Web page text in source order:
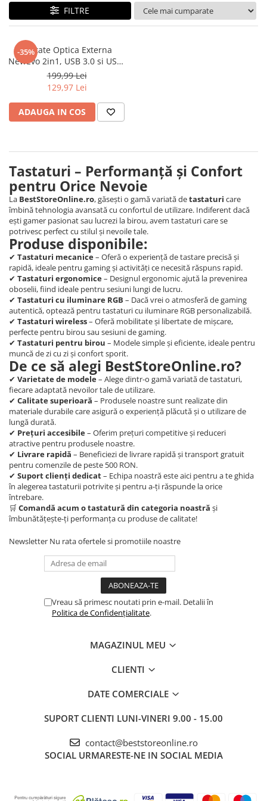
Maturi, mopuri si galeti
Organizare si depozitare
Pistoale de lipit
Termometre bucatarie
Tigai si Seturi
Unelte si aparate de masura
Uscatoare Rufe
Console, Jocuri & Accesorii
Electrocasnice & Climatizare
Aparate de vidat
Aspiratoare
Blendere & Tocatoare
Fiare, statii & aparate de calcat cu
abur
Generatoare Ozon
Prajitoare de paine
Sandwich-maker
Ghiozdane si genti
Ingrijire personala & Cosmetice
Periute de dinti electrice
Accesorii Periute de Dinti Electrice
Accesorii aparate de ras clasice
Accesorii aparate de ras electrice
Aparate cosmetice
Aparate de ras si tuns
Aparate masaj
Aparate pentru manichiura
pedichiura
Dispozitive si Accesorii medicale
Epilatoare
Perii de par electrice
Lampi de Veghe Copii
Vehicule si jucarii cu telecomanda
FILTRE
-35%
Unitate Optica Externa
NewEvo 2in1, USB 3.0 si USB-
C 3.1, DVD CD-RW, Driver
pentru Laptop, Plug & Play,
Aluminiu
199,99 Lei
129,97 Lei
ADAUGA IN COS
Tastaturi – Performanță și Confort
pentru Orice Nevoie
La BestStoreOnline.ro, găsești o gamă variată detastaturi care
îmbină tehnologia avansată cu confortul de utilizare. Indiferent dacă
ești gamer pasionat sau lucrezi la birou, avem tastaturi care se
potrivesc perfect cu stilul și nevoile tale.
Produse disponibile:
✔ Tastaturi mecanice– Oferă o experiență de tastare precisă și
rapidă, ideale pentru gaming și activități ce necesită răspuns rapid.
✔ Tastaturi ergonomice– Designul ergonomic ajută la prevenirea
oboselii, fiind ideale pentru sesiuni lungi de lucru.
✔ Tastaturi cu iluminare RGB – Dacă vrei o atmosferă de gaming
autentică, optează pentru tastaturi cu iluminare RGB personalizabilă.
✔ Tastaturi wireless– Oferă mobilitate și libertate de mișcare,
perfecte pentru birou sau sesiuni de gaming.
✔ Tastaturi pentru birou – Modele simple și eficiente, ideale pentru
muncă de zi cu zi și confort sporit.
De ce să alegi BestStoreOnline.ro?
✔ Varietate de modele– Alege dintr-o gamă variată de tastaturi,
fiecare adaptată nevoilor tale de utilizare.
✔ Calitate superioară – Produsele noastre sunt realizate din
materiale durabile care asigură o experiență plăcută și o utilizare de
lungă durată.
✔ Prețuri accesibile– Oferim prețuri competitive și reduceri
atractive pentru produsele noastre.
✔ Livrare rapidă – Beneficiezi de livrare rapidă și transport gratuit
pentru comenzile de peste 500 RON.
✔ Suport clienți dedicat– Echipa noastră este aici pentru a te ghida
în alegerea tastaturii potrivite și pentru a-ți răspunde la orice
întrebare.
🛒 Comandă acum o tastatură din categoria noastră și
îmbunătățește-ți performanța cu produse de calitate!
Newsletter Nu rata ofertele si promotiile noastre
Vreau să primesc noutati prin e-mail. Detalii în
Politica de Confidențialitate.
MAGAZINUL MEU
CLIENTI
DATE COMERCIALE
SUPORT CLIENTI LUNI-VINERI 9.00 - 15.00
contact@beststoreonline.ro
SOCIAL URMARESTE-NE IN SOCIAL MEDIA